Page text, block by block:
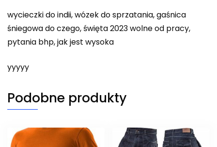
wycieczki do indii, wózek do sprzatania, gaśnica
śniegowa do czego, święta 2023 wolne od pracy,
pytania bhp, jak jest wysoka
yyyyy
Podobne produkty